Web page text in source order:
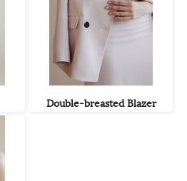
Double-breasted Blazer